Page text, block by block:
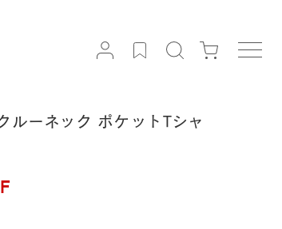
ルーネック ポケットTシャ